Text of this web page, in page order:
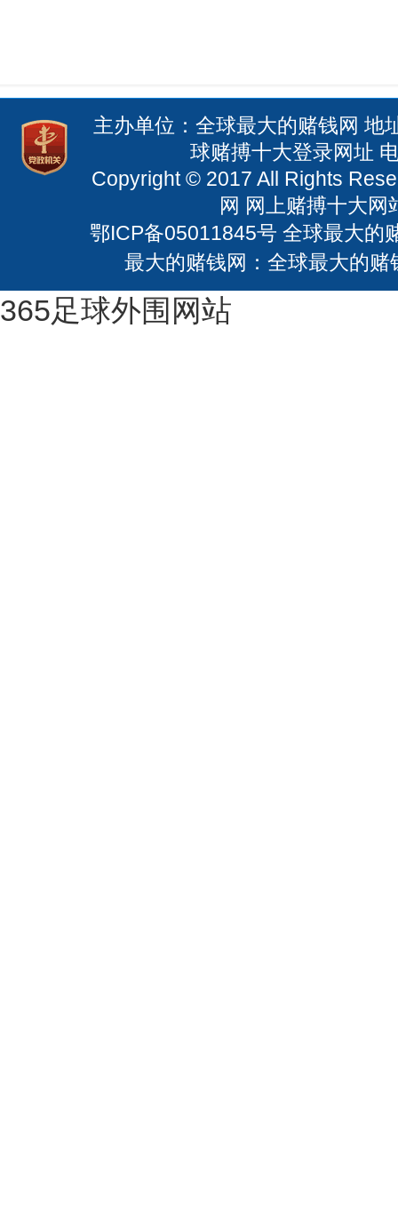
主办单位：全球最大的赌钱网 地
球赌搏十大登录网址
Copyright © 2017 All Rights
网 网上赌搏十大网
鄂ICP备05011845号 全球最大的
最大的赌钱网：全球最大的
365足球外围网站